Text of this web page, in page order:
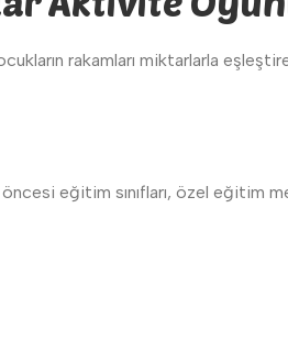
rakamları miktarlarla
eğitim sınıfları, özel eğitim